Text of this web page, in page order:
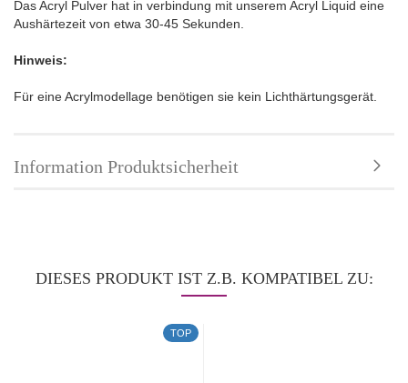
Das Acryl Pulver hat in verbindung mit unserem Acryl Liquid eine
Aushärtezeit von etwa 30-45 Sekunden.
Hinweis:
Für eine Acrylmodellage benötigen sie kein Lichthärtungsgerät.
Information Produktsicherheit
DIESES PRODUKT IST Z.B. KOMPATIBEL ZU:
TOP